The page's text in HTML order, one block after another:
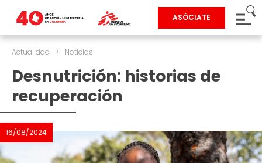
ASÓCIATE
Actualidad > Noticias
Desnutrición: historias de
recuperación
16/08/2024